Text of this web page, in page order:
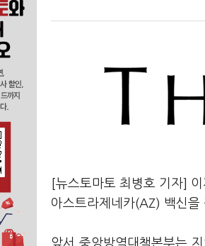
[뉴스토마토 최병호 기자]
아스트라제네카(AZ) 백신을
앞서 중앙방역대책본부는